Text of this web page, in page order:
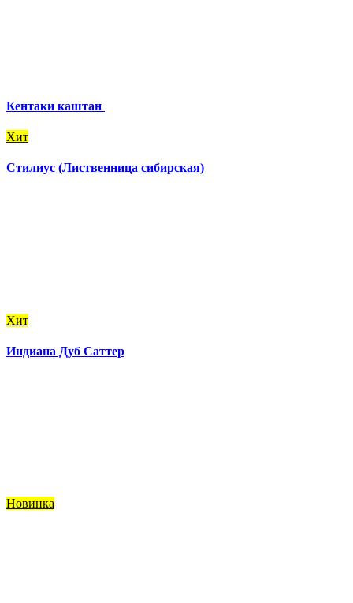
Кентаки каштан
Хит
Стилиус (Лиственница сибирская)
Хит
Индиана Дуб Саттер
Новинка